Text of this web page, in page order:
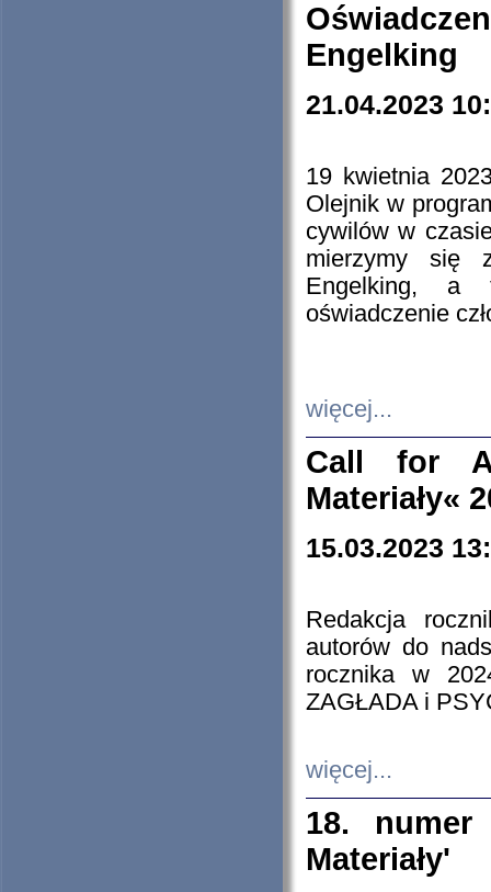
Engelking
21.04.2023
19 kwietnia
Olejnik w
cywilów w
mierzymy się
Engelking, a
oświadczenie
więcej...
Call for
Materiały«
15.03.2023
Redakcja
autorów do
rocznika w
ZAGŁADA i
więcej...
18. numer
Materiały'